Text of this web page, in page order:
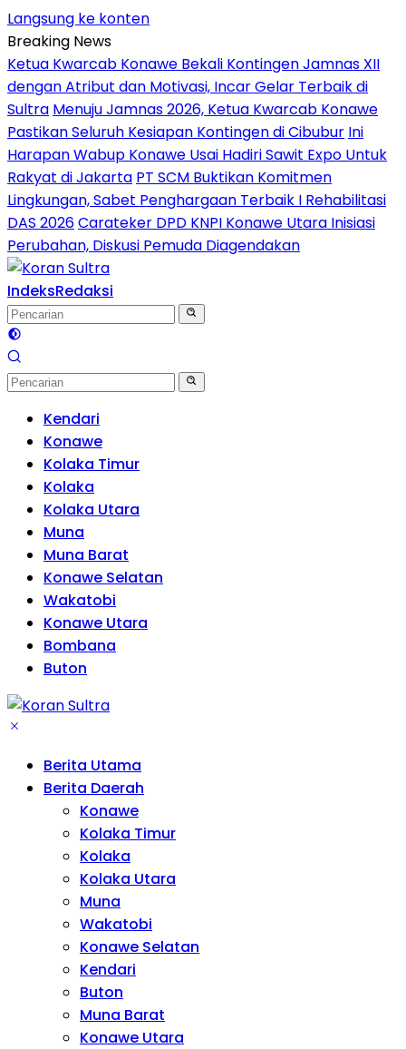
Langsung ke konten
Breaking News
Ketua Kwarcab Konawe Bekali Kontingen Jamnas XII
dengan Atribut dan Motivasi, Incar Gelar Terbaik di
Sultra Menuju Jamnas 2026, Ketua Kwarcab Konawe
Pastikan Seluruh Kesiapan Kontingen di Cibubur Ini
Harapan Wabup Konawe Usai Hadiri Sawit Expo Untuk
Rakyat di Jakarta PT SCM Buktikan Komitmen
Lingkungan, Sabet Penghargaan Terbaik I Rehabilitasi
DAS 2026Carateker DPD KNPI Konawe Utara Inisiasi
Perubahan, Diskusi Pemuda Diagendakan
IndeksRedaksi
Kendari
Konawe
Kolaka Timur
Kolaka
Kolaka Utara
Muna
Muna Barat
Konawe Selatan
Wakatobi
Konawe Utara
Bombana
Buton
Berita Utama
Berita Daerah
Konawe
Kolaka Timur
Kolaka
Kolaka Utara
Muna
Wakatobi
Konawe Selatan
Kendari
Buton
Muna Barat
Konawe Utara